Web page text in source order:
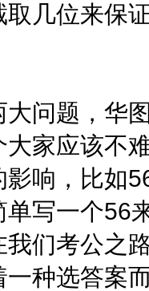
取几位来保
题，华图
家应该不
影响，比如
写一个56
们考公之
一种选答案